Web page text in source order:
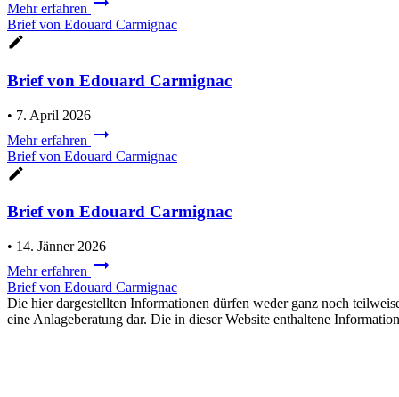
Mehr erfahren
Brief von Edouard Carmignac
Brief von Edouard Carmignac
• 7. April 2026
Mehr erfahren
Brief von Edouard Carmignac
Brief von Edouard Carmignac
• 14. Jänner 2026
Mehr erfahren
Brief von Edouard Carmignac
Die hier dargestellten Informationen dürfen weder ganz noch
eine Anlageberatung dar. Die in dieser Website enthaltene